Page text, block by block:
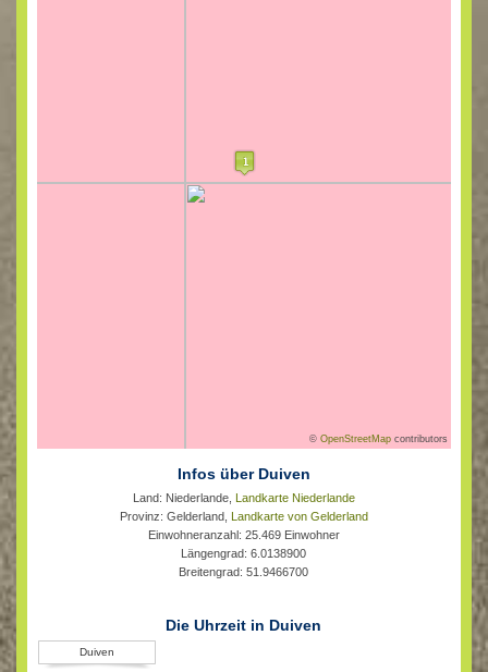
©OpenStreetMap contributors
Infos über Duiven
Land: Niederlande, Landkarte Niederlande
Provinz: Gelderland, Landkarte von Gelderland
Einwohneranzahl: 25.469 Einwohner
Längengrad: 6.0138900
Breitengrad: 51.9466700
Die Uhrzeit in Duiven
Duiven